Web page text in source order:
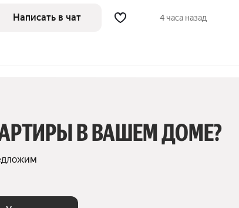
Написать в чат 4 часа назад
В ВАШЕМ ДОМЕ?